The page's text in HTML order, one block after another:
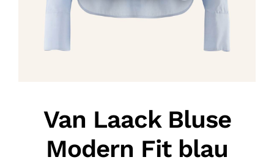
Van Laack Bluse
Modern Fit blau